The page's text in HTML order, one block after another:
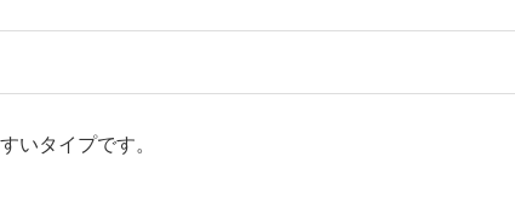
上で活躍してくれるタイプです。